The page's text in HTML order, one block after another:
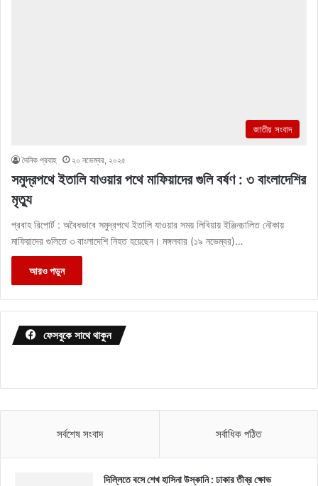
জাতীয় সংবাদ
দৈনিক প্রবাহ ২০ নভেম্বর, ২০২৫
সমুদ্রপথে ইতালি যাওয়ার পথে মাফিয়াদের গুলি বর্ষণ : ৩ বাংলাদেশির
মৃত্যু
প্রবাহ রিপোর্ট : অবৈধভাবে সমুদ্রপথে ইতালি যাওয়ার সময় লিবিয়ায় ইঞ্জিনচালিত নৌকায়
মাফিয়াদের গুলিতে ৩ বাংলাদেশি নিহত হয়েছেন। মঙ্গলবার (১৯ নভেম্বর)…
আরও পড়ুন
ফেসবুকে সাথে থাকুন
সর্বশেষ সংবাদ সর্বাধিক পঠিত
দিল্লিতে বসে শেখ হাসিনা উস্কানি : ঢাকার তীব্র ক্ষোভ